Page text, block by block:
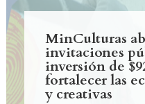
MinCulturas
invitaciones
inversión de
fortalecer las
y creativas